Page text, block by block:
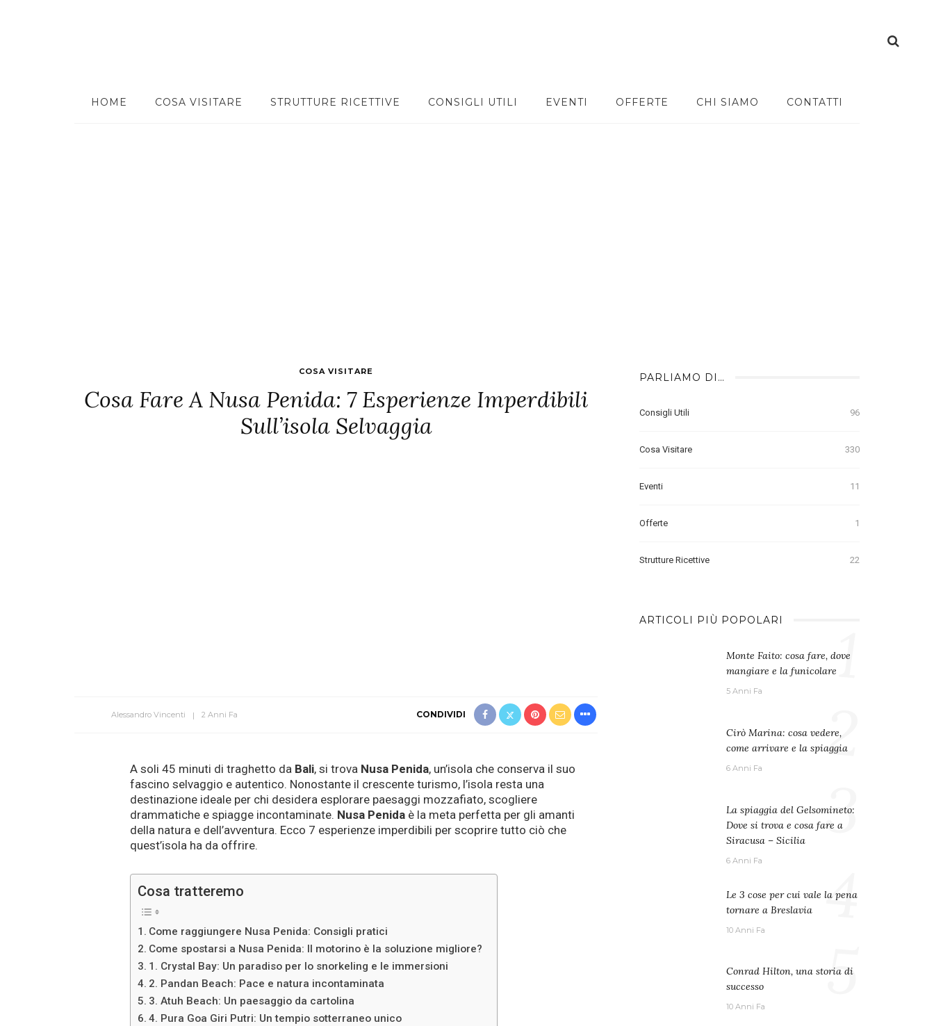
HOME COSA VISITARE STRUTTURE RICETTIVE CONSIGLI UTILI EVENTI OFFERTE CHI SIAMO CONTATTI
COSA VISITARE
Cosa Fare A Nusa Penida: 7 Esperienze Imperdibili
Sull’isola Selvaggia
Alessandro Vincenti 2 Anni Fa CONDIVIDI
A soli 45 minuti di traghetto da Bali, si trova Nusa Penida, un’isola che conserva il suo
fascino selvaggio e autentico. Nonostante il crescente turismo, l’isola resta una
destinazione ideale per chi desidera esplorare paesaggi mozzafiato, scogliere
drammatiche e spiagge incontaminate. Nusa Penida è la meta perfetta per gli amanti
della natura e dell’avventura. Ecco 7 esperienze imperdibili per scoprire tutto ciò che
quest’isola ha da offrire.
Cosa tratteremo
Come raggiungere Nusa Penida: Consigli pratici
Come spostarsi a Nusa Penida: Il motorino è la soluzione migliore?
1. Crystal Bay: Un paradiso per lo snorkeling e le immersioni
2. Pandan Beach: Pace e natura incontaminata
3. Atuh Beach: Un paesaggio da cartolina
4. Pura Goa Giri Putri: Un tempio sotterraneo unico
PARLIAMO DI…
Consigli Utili 96
Cosa Visitare 330
Eventi 11
Offerte 1
Strutture Ricettive 22
ARTICOLI PIÙ POPOLARI
Monte Faito: cosa fare, dove
mangiare e la funicolare
5 Anni Fa 1
Cirò Marina: cosa vedere,
come arrivare e la spiaggia
6 Anni Fa 2
La spiaggia del Gelsomineto:
Dove si trova e cosa fare a
Siracusa – Sicilia
6 Anni Fa
3
Le 3 cose per cui vale la pena
tornare a Breslavia
10 Anni Fa 4
Conrad Hilton, una storia di
successo
10 Anni Fa 5